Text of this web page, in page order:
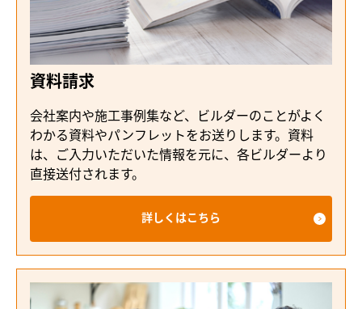
資料請求
会社案内や施工事例集など、ビルダーのことがよく
わかる資料やパンフレットをお送りします。資料
は、ご入力いただいた情報を元に、各ビルダーより
直接送付されます。
詳しくはこちら